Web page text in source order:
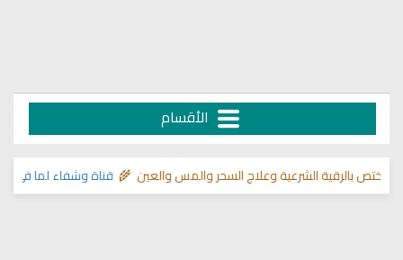
الأقسام
قناة وشفاء لما في الصدور>> الشرعية وعلاج السحر والمس والعين 🌾